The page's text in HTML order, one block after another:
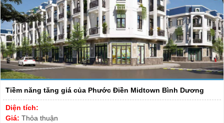
Tiềm năng tăng giá của Phước Điền Midtown Bình Dương
Diện tích:
Giá: Thỏa thuận